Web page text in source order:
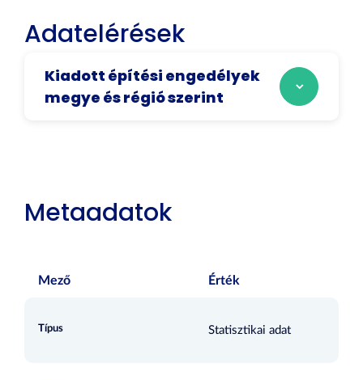
Adatelérések
Kiadott építési engedélyek
megye és régió szerint
Metaadatok
Mező Érték
Típus Statisztikai adat